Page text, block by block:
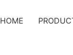
HOME